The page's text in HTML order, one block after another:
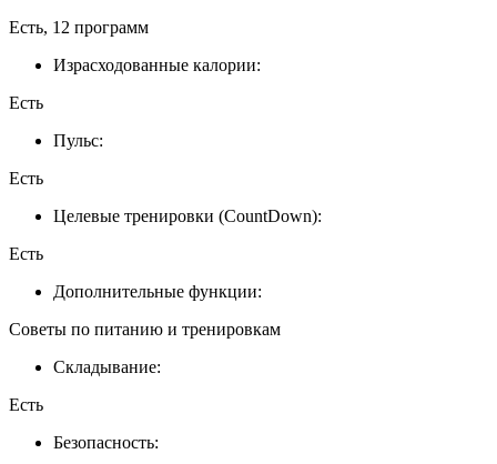
Есть, 12 программ
Израсходованные калории:
Есть
Пульс:
Есть
Целевые тренировки (CountDown):
Есть
Дополнительные функции:
Советы по питанию и тренировкам
Складывание:
Есть
Безопасность: